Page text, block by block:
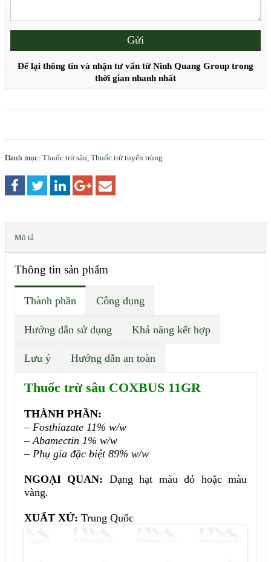
Để lại thông tin và nhận tư vấn từ Ninh Quang Group trong
thời gian nhanh nhất
Danh mục: Thuốc trừ sâu Thuốc trừ tuyến trùng
Mô tả
Thông tin sản phẩm
Thành phần Công dụng
Hướng dẫn sử dụng Khả năng kết hợp
Lưu ý Hướng dẫn an toàn
Thuốc trừ sâu COXBUS 11GR
THÀNH PHẦN:
– Fosthiazate 11% w/w
–Abamectin 1% w/w
– Phụ gia đặc biệt 89% w/w
NGOẠI QUAN: Dạng hạt màu đỏ hoặc màu
vàng.
XUẤT XỨ: Trung Quốc